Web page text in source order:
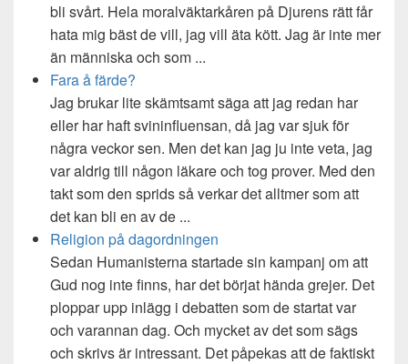
bli svårt. Hela moralväktarkåren på Djurens rätt får
hata mig bäst de vill, jag vill äta kött. Jag är inte mer
än människa och som ...
Fara å färde?
Jag brukar lite skämtsamt säga att jag redan har
eller har haft svininfluensan, då jag var sjuk för
några veckor sen. Men det kan jag ju inte veta, jag
var aldrig till någon läkare och tog prover. Med den
takt som den sprids så verkar det alltmer som att
det kan bli en av de ...
Religion på dagordningen
Sedan Humanisterna startade sin kampanj om att
Gud nog inte finns, har det börjat hända grejer. Det
ploppar upp inlägg i debatten som de startat var
och varannan dag. Och mycket av det som sägs
och skrivs är intressant. Det påpekas att de faktiskt